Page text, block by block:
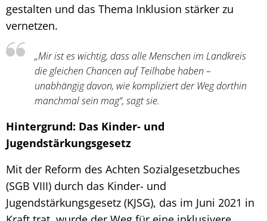
gestalten und das Thema Inklusion stärker zu
vernetzen.
„Mir ist es wichtig, dass alle Menschen im Landkreis
die gleichen Chancen auf Teilhabe haben –
unabhängig davon, wie kompliziert der Weg dorthin
manchmal sein mag“, sagt sie.
Hintergrund: Das Kinder- und
Jugendstärkungsgesetz
Mit der Reform des Achten Sozialgesetzbuches
(SGB VIII) durch das Kinder- und
Jugendstärkungsgesetz (KJSG), das im Juni 2021 in